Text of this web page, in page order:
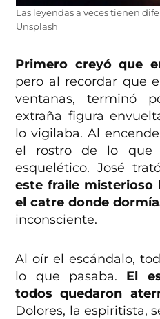
Las leyendas a veces tienen
Unsplash
Primero creyó que
pero al recordar que
ventanas, terminó
extraña figura
lo vigilaba. Al
el rostro de lo que
esquelético. José
este fraile
el catre donde
inconsciente.
Al oír el escándalo,
lo que pasaba. El
todos quedaron
Dolores, la espiritista,